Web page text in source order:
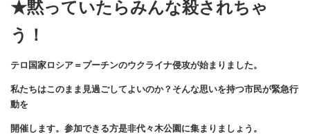
★黙っていたらみんな殺されちゃ
う！
テロ国家ロシア＝プーチンのウクライナ侵攻が始まりました。
私たちはこのまま見過ごしてよいのか？そんな思いを持つ市民が緊急行
動を
開催します。参加できる方是非代々木公園に集まりましょう。